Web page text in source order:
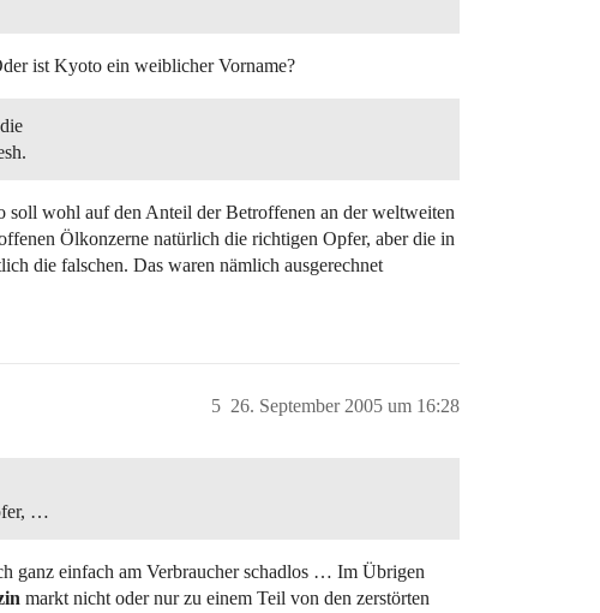
ist Kyoto ein weiblicher Vorname?
wohl auf den Anteil der Betroffenen an der weltweiten
Ölkonzerne natürlich die richtigen Opfer, aber die in
die falschen. Das waren nämlich ausgerechnet
26. September 2005 um 16:28
5
…
ganz einfach am Verbraucher schadlos … Im Übrigen
markt nicht oder nur zu einem Teil von den zerstörten